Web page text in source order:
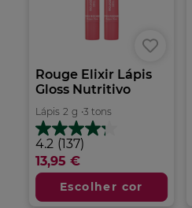
Rouge Elixir Lápis
Gloss Nutritivo
Lápis 2 g •3 tons
4.2 (137)
4.2
em
5
estrelas.
137
13,95 €
Escolher cor